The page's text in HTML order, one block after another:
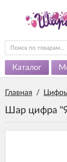
Каталог
Главная /
Шар цифра